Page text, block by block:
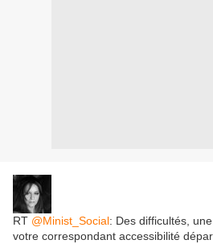
RT @Minist_Social: Des difficultés,
votre correspondant accessibilité